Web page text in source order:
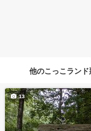
他のこっこラン
13